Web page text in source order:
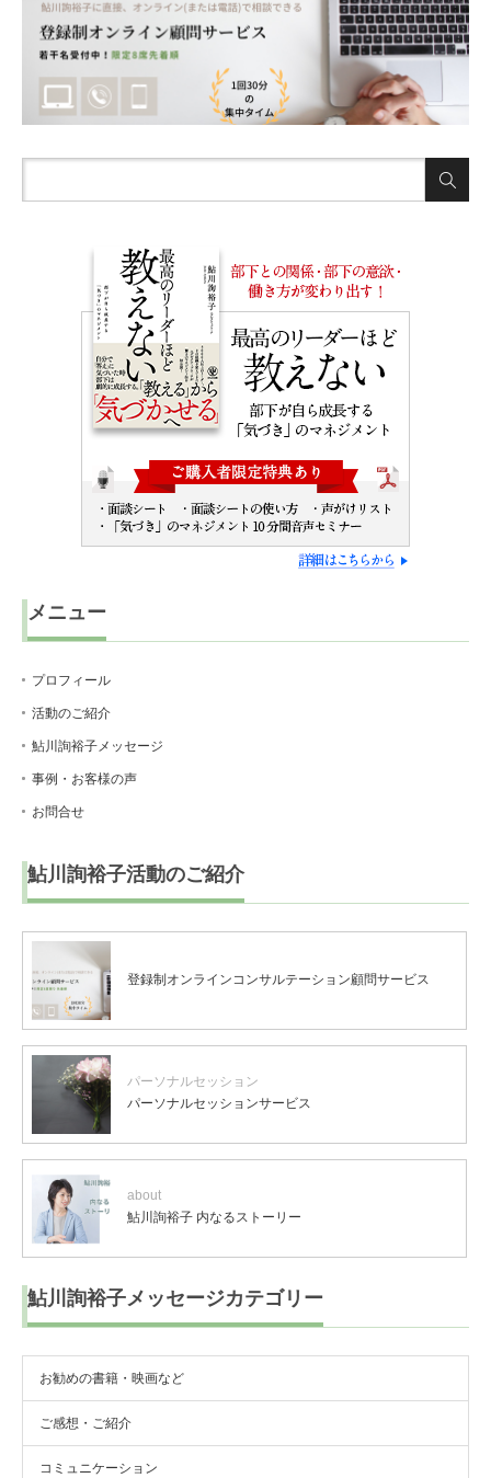
メニュー
プロフィール
活動のご紹介
鮎川詢裕子メッセージ
事例・お客様の声
お問合せ
鮎川詢裕子活動のご紹介
登録制オンラインコンサルテーション顧問サービス
パーソナルセッション
パーソナルセッションサービス
about
鮎川詢裕子 内なるストーリー
鮎川詢裕子メッセージカテゴリー
お勧めの書籍・映画など
ご感想・ご紹介
コミュニケーション